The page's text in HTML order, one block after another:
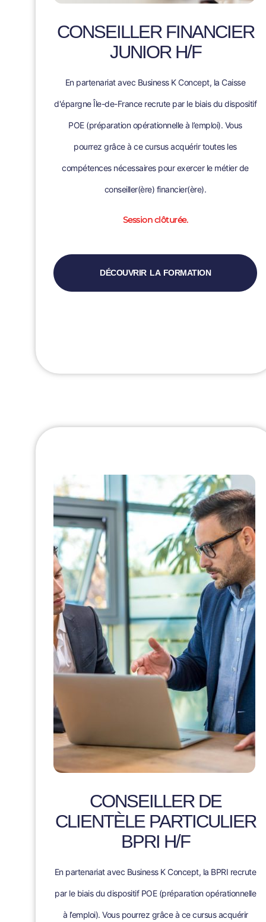
CONSEILLER FINANCIER
JUNIOR H/F
En partenariat avec Business K Concept, la Caisse
d'épargne Île-de-France recrute par le biais du dispositif
POE (préparation opérationnelle à l’emploi). Vous
pourrez grâce à ce cursus acquérir toutes les
compétences nécessaires pour exercer le métier de
conseiller(ère) financier(ère).
Session clôturée.
DÉCOUVRIR LA FORMATION
CONSEILLER DE
CLIENTÈLE PARTICULIER
BPRI H/F
En partenariat avec Business K Concept, la BPRI recrute
par le biais du dispositif POE (préparation opérationnelle
à l’emploi). Vous pourrez grâce à ce cursus acquérir